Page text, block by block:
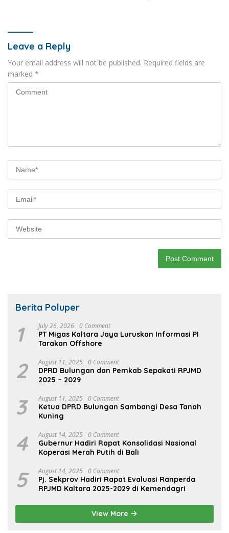
Leave a Reply
Your email address will not be published. Required fields are
marked *
Berita Poluper
1 July 26, 2026 0 Comment
PT Migas Kaltara Jaya Luruskan Informasi PI
Tarakan Offshore
2 August 11, 2025 0 Comment
DPRD Bulungan dan Pemkab Sepakati RPJMD
2025 – 2029
3 August 11, 2025 0 Comment
Ketua DPRD Bulungan Sambangi Desa Tanah
Kuning
4 August 14, 2025 0 Comment
Gubernur Hadiri Rapat Konsolidasi Nasional
Koperasi Merah Putih di Bali
5 August 14, 2025 0 Comment
Pj. Sekprov Hadiri Rapat Evaluasi Ranperda
RPJMD Kaltara 2025-2029 di Kemendagri
View More